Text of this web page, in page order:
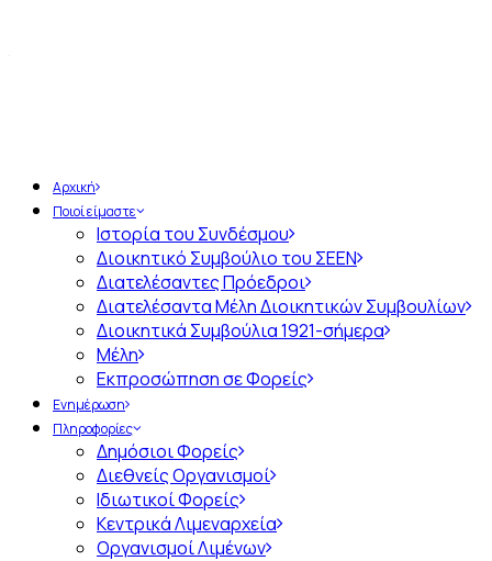
Αρχική
Ποιοί είμαστε
Ιστορία του Συνδέσμου
Διοικητικό Συμβούλιο του ΣΕΕΝ
Διατελέσαντες Πρόεδροι
Διατελέσαντα Μέλη Διοικητικών Συμβουλίων
Διοικητικά Συμβούλια 1921-σήμερα
Μέλη
Εκπροσώπηση σε Φορείς
Ενημέρωση
Πληροφορίες
Δημόσιοι Φορείς
Διεθνείς Οργανισμοί
Ιδιωτικοί Φορείς
Κεντρικά Λιμεναρχεία
Οργανισμοί Λιμένων